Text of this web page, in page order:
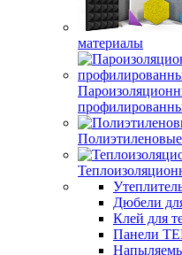
материалы
Дюбели
Клей для
Панели